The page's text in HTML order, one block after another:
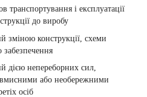
і експлуатації
до виробу
зміною конструкції, схеми
дією непереборних сил,
або необережними
осіб